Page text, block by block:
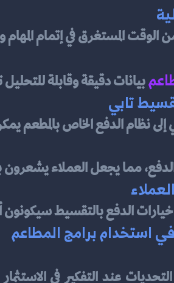
الوقت المستغرق في إتمام
بيانات دقيقة وقابلة
تابي
نظام الدفع الخاص بالمطعم
مما يجعل العملاء يشعرون
الدفع بالتقسيط سيكونون
استخدام برامج المطاعم